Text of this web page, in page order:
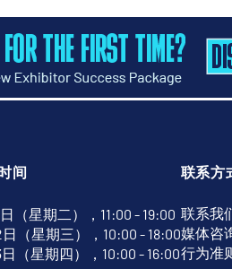
间
日（星期二），11:00 - 19:00
日（星期三），10:00 - 18:00
日（星期四），10:00 - 16:00
联系方
联系我
媒体咨
行为准